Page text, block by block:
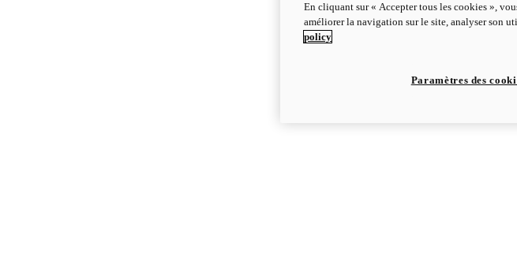
En cliquant sur « Accepter tous les cookies »,
améliorer la navigation sur le site, analyser son
policy
Paramètres des